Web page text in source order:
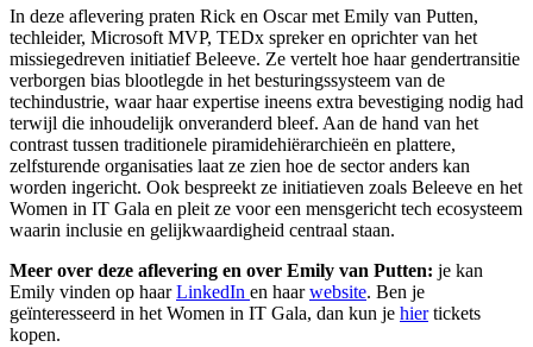
In deze aflevering praten Rick en Oscar met Emily van Putten,
techleider, Microsoft MVP, TEDx spreker en oprichter van het
missiegedreven initiatief Beleeve. Ze vertelt hoe haar gendertransitie
verborgen bias blootlegde in het besturingssysteem van de
techindustrie, waar haar expertise ineens extra bevestiging nodig had
terwijl die inhoudelijk onveranderd bleef. Aan de hand van het
contrast tussen traditionele piramidehiërarchieën en plattere,
zelfsturende organisaties laat ze zien hoe de sector anders kan
worden ingericht. Ook bespreekt ze initiatieven zoals Beleeve en het
Women in IT Gala en pleit ze voor een mensgericht tech ecosysteem
waarin inclusie en gelijkwaardigheid centraal staan.
Meer over deze aflevering en over Emily van Putten: je kan
Emily vinden op haarLinkedIn en haarwebsite. Ben je
geïnteresseerd in het Women in IT Gala, dan kun je hiertickets
kopen.